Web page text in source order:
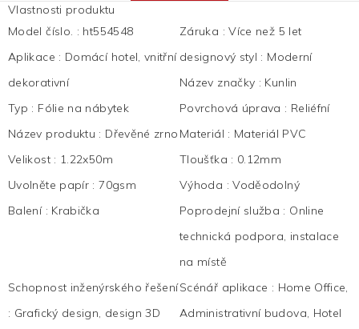
Vlastnosti produktu
Model číslo. : ht554548 Záruka :Více než 5 let
Aplikace : Domácí hotel, vnitřní
dekorativní
designový styl : Moderní
Název značky : Kunlin
Typ : Fólie na nábytek Povrchová úprava : Reliéfní
Název produktu : Dřevěné zrno Materiál : Materiál PVC
Velikost : 1.22x50m Tloušťka : 0.12mm
Uvolněte papír :70gsm Výhoda :Voděodolný
Balení : Krabička Poprodejní služba : Online
technická podpora, instalace
na místě
Schopnost inženýrského řešení
: Grafický design, design 3D
Scénář aplikace : Home Office,
Administrativní budova, Hotel